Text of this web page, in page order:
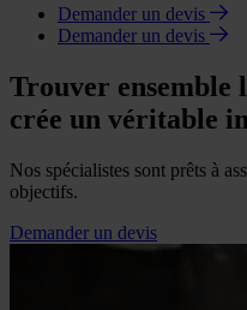
Demander un devis
Demander un devis
Trouver ensemble
crée un véritable
Nos spécialistes sont prêts à
objectifs.
Demander un devis